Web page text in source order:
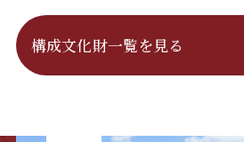
構成文化財一覧を見る